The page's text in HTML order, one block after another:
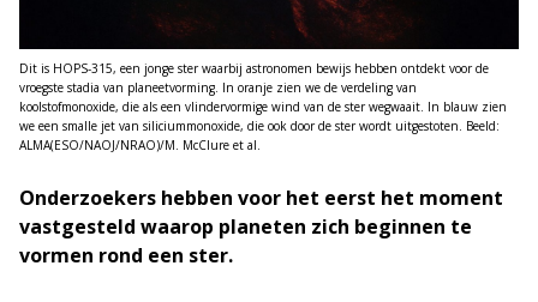
Dit is HOPS-315, een jonge ster waarbij astronomen bewijs hebben ontdekt voor de
vroegste stadia van planeetvorming. In oranje zien we de verdeling van
koolstofmonoxide, die als een vlindervormige wind van de ster wegwaait. In blauw zien
we een smalle jet van siliciummonoxide, die ook door de ster wordt uitgestoten. Beeld:
ALMA(ESO/NAOJ/NRAO)/M. McClure et al.
Onderzoekers hebben voor het eerst het moment
vastgesteld waarop planeten zich beginnen te
vormen rond een ster.